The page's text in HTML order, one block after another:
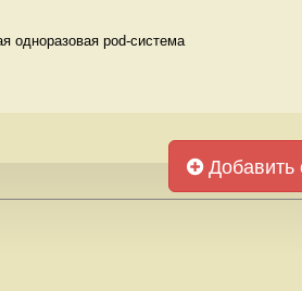
одноразовая pod-система
Добавить